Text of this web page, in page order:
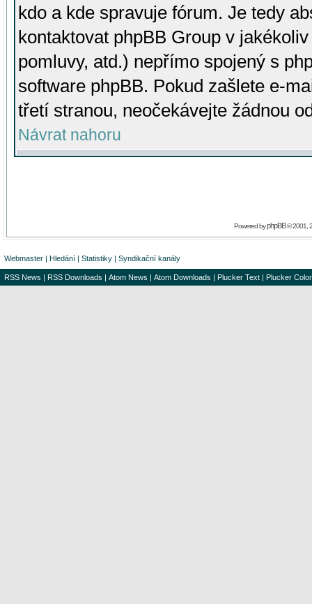
kdo a kde spravuje fórum. Je tedy
kontaktovat phpBB Group v
pomluvy, atd.) nepřímo spojený s
software phpBB. Pokud zašlete e-
třetí stranou, neočekávejte žádnou
Návrat nahoru
Powered byphpBB© 2001,
Webmaster | Hledání | Statistiky | Syndikační kanály
RSS News | RSS Downloads | Atom News | Atom Downloads | Plucker Text | Plucker Color